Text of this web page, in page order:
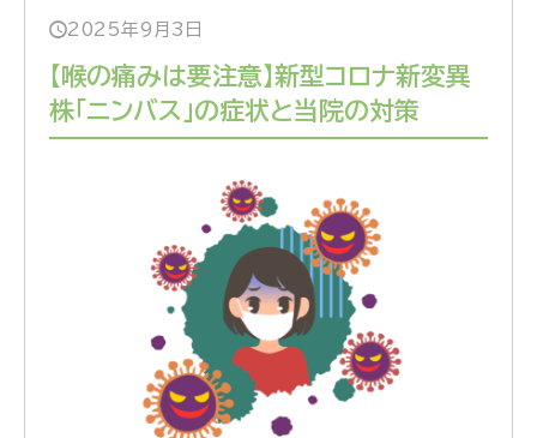
2025年9月3日
【喉の痛みは要注意】新型コロナ新変異
株「ニンバス」の症状と当院の対策